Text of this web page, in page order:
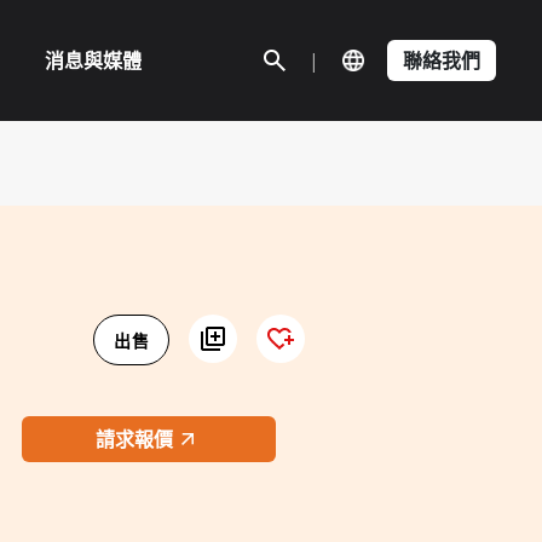
消息與媒體 | 聯絡我們
出售
請求報價